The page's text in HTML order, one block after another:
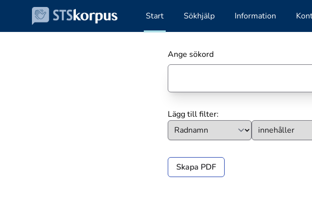
Start Sökhjälp Information
Ange sökord
Lägg till filter:
Skapa PDF